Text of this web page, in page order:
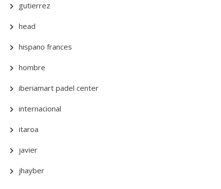
gutierrez
head
hispano frances
hombre
iberiamart padel center
internacional
itaroa
javier
jhayber